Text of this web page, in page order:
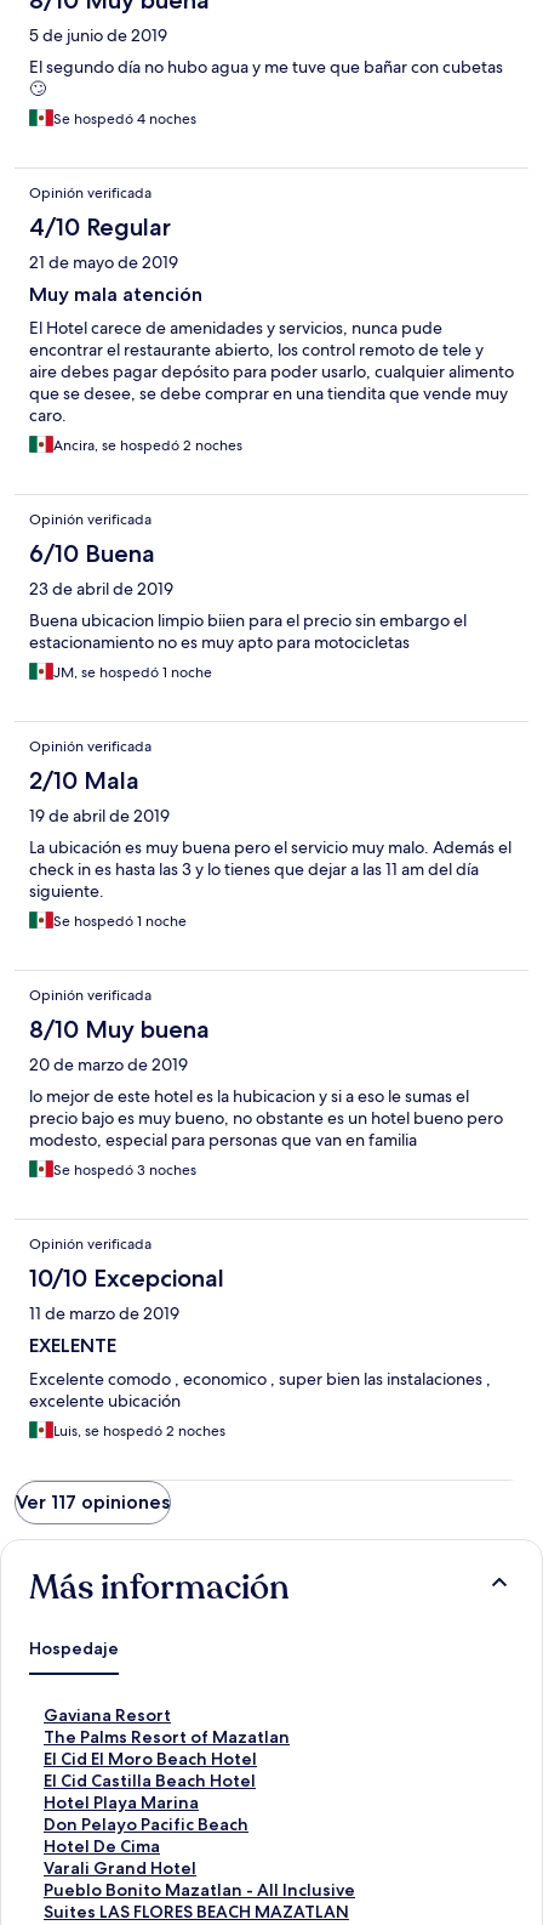
5 de junio de 2019
El segundo día no hubo agua y me tuve que bañar con cubetas
🙄
Se hospedó 4 noches
Opinión verificada
4/10 Regular
21 de mayo de 2019
Muy mala atención
El Hotel carece de amenidades y servicios, nunca pude
encontrar el restaurante abierto, los control remoto de tele y
aire debes pagar depósito para poder usarlo, cualquier alimento
que se desee, se debe comprar en una tiendita que vende muy
caro.
Ancira, se hospedó 2 noches
Opinión verificada
6/10 Buena
23 de abril de 2019
Buena ubicacion limpio biien para el precio sin embargo el
estacionamiento no es muy apto para motocicletas
JM, se hospedó 1 noche
Opinión verificada
2/10 Mala
19 de abril de 2019
La ubicación es muy buena pero el servicio muy malo. Además el
check in es hasta las 3 y lo tienes que dejar a las 11 am del día
siguiente.
Se hospedó 1 noche
Opinión verificada
8/10 Muy buena
20 de marzo de 2019
lo mejor de este hotel es la hubicacion y si a eso le sumas el
precio bajo es muy bueno, no obstante es un hotel bueno pero
modesto, especial para personas que van en familia
Se hospedó 3 noches
Opinión verificada
10/10 Excepcional
11 de marzo de 2019
EXELENTE
Excelente comodo , economico , super bien las instalaciones ,
excelente ubicación
Luis, se hospedó 2 noches
Ver 117 opiniones
Más información
Hospedaje
Gaviana Resort
E
n
l
a
c
e
p
a
r
a
The Palms Resort of Mazatlan
E
n
l
a
c
e
p
a
r
El Cid El Moro Beach Hotel
E
n
l
a
c
e
p
a
El Cid Castilla Beach Hotel
E
n
l
a
c
e
p
Hotel Playa Marina
E
n
l
a
c
e
Don Pelayo Pacific Beach
E
n
l
a
c
Hotel De Cima
E
n
l
a
Varali Grand Hotel
E
n
l
Pueblo Bonito Mazatlan - All Inclusive
E
n
Suites LAS FLORES BEACH MAZATLAN
E